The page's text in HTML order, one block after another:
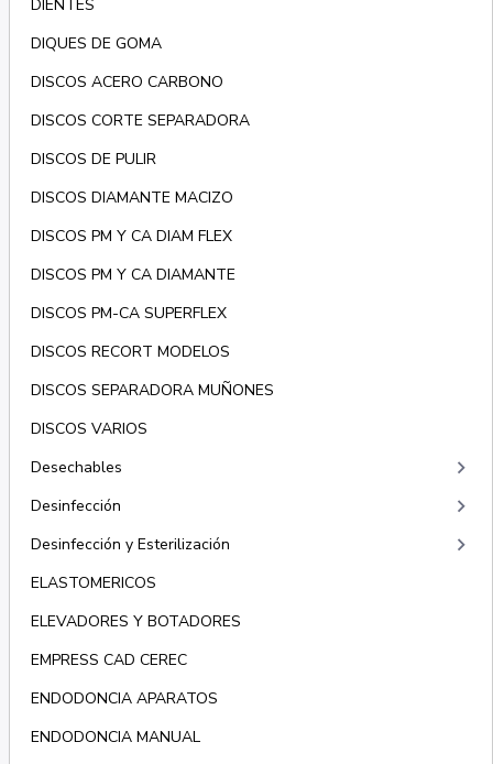
DIENTES
DIQUES DE GOMA
DISCOS ACERO CARBONO
DISCOS CORTE SEPARADORA
DISCOS DE PULIR
DISCOS DIAMANTE MACIZO
DISCOS PM Y CA DIAM FLEX
DISCOS PM Y CA DIAMANTE
DISCOS PM-CA SUPERFLEX
DISCOS RECORT MODELOS
DISCOS SEPARADORA MUÑONES
DISCOS VARIOS
Desechables
keyboard_arrow_right
Desinfección keyboard_arrow_right
Desinfección y Esterilización keyboard_arrow_right
ELASTOMERICOS
ELEVADORES Y BOTADORES
EMPRESS CAD CEREC
ENDODONCIA APARATOS
ENDODONCIA MANUAL